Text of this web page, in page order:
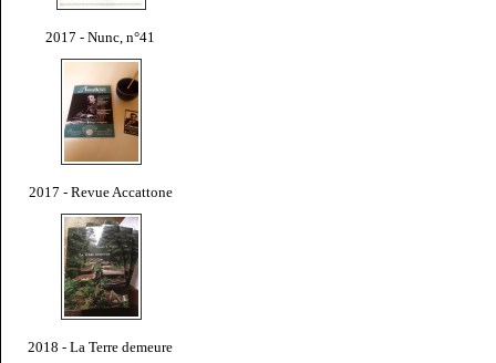
2017 - Nunc, n°41
2017 - Revue Accattone
2018 - La Terre demeure